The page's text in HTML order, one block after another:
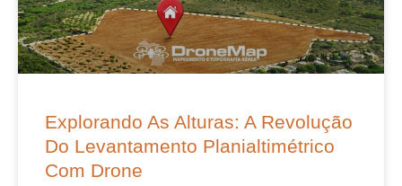
Explorando As Alturas: A Revolução
Do Levantamento Planialtimétrico
Com Drone